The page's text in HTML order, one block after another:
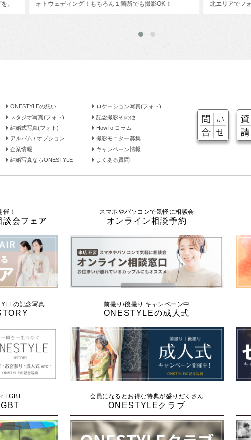
影OK！
北エリアでフォトウェディング！
ロ
ONESTYLEの想い
ロケーション写真(フォト)
スタジオ写真(フォト)
記念撮影その他
結婚式写真(フォト)
HowTo コラム
アルバム / オプション
撮影モニター募集
企業情報
キャンペーン情報
結婚写真ならONESTYLE よくある質問
！
会フェア
スマホやパソコンで気軽に相談会
オンライン相談予約
の記念写真 前撮り/後撮り キャンペーン中
ONESTYLEの成人式
LGBT 会員になるとお得な特典が盛りだくさん
ONESTYLEクラブ